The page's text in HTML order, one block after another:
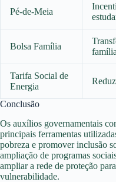
Pé-de-Meia
Bolsa Família
Tarifa Social de
Energia
Conclusão
Os auxílios governamentais
principais ferramentas
pobreza e promover inclusão
ampliação de programas
ampliar a rede de proteção
vulnerabilidade.